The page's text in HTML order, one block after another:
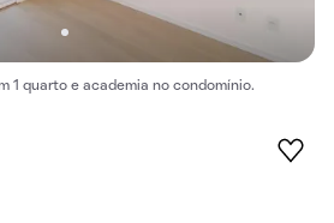
1 quarto e academia no condomínio.